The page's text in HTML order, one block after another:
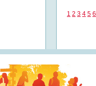
1 2 3 4 5 6